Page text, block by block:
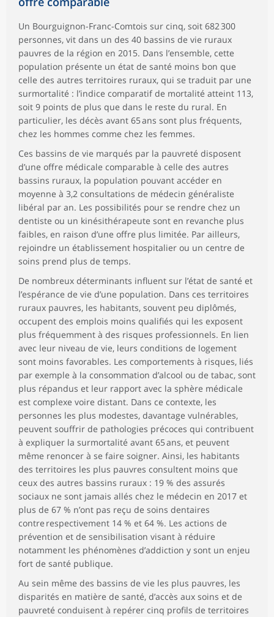
Un Bourguignon-Franc-Comtois sur cinq, soit 682 300
personnes, vit dans un des 40 bassins de vie ruraux
pauvres de la région en 2015. Dans l’ensemble, cette
population présente un état de santé moins bon que
celle des autres territoires ruraux, qui se traduit par une
surmortalité : l’indice comparatif de mortalité atteint 113,
soit 9 points de plus que dans le reste du rural. En
particulier, les décès avant 65 ans sont plus fréquents,
chez les hommes comme chez les femmes.
Ces bassins de vie marqués par la pauvreté disposent
d’une offre médicale comparable à celle des autres
bassins ruraux, la population pouvant accéder en
moyenne à 3,2 consultations de médecin généraliste
libéral par an. Les possibilités pour se rendre chez un
dentiste ou un kinésithérapeute sont en revanche plus
faibles, en raison d’une offre plus limitée. Par ailleurs,
rejoindre un établissement hospitalier ou un centre de
soins prend plus de temps.
De nombreux déterminants influent sur l’état de santé et
l’espérance de vie d’une population. Dans ces territoires
ruraux pauvres, les habitants, souvent peu diplômés,
occupent des emplois moins qualifiés qui les exposent
plus fréquemment à des risques professionnels. En lien
avec leur niveau de vie, leurs conditions de logement
sont moins favorables. Les comportements à risques, liés
par exemple à la consommation d’alcool ou de tabac, sont
plus répandus et leur rapport avec la sphère médicale
est complexe voire distant. Dans ce contexte, les
personnes les plus modestes, davantage vulnérables,
peuvent souffrir de pathologies précoces qui contribuent
à expliquer la surmortalité avant 65 ans, et peuvent
même renoncer à se faire soigner. Ainsi, les habitants
des territoires les plus pauvres consultent moins que
ceux des autres bassins ruraux : 19 % des assurés
sociaux ne sont jamais allés chez le médecin en 2017 et
plus de 67 % n’ont pas reçu de soins dentaires
contre respectivement 14 % et 64 %. Les actions de
prévention et de sensibilisation visant à réduire
notamment les phénomènes d’addiction y sont un enjeu
fort de santé publique.
Au sein même des bassins de vie les plus pauvres, les
disparités en matière de santé, d’accès aux soins et de
pauvreté conduisent à repérer cinq profils de territoires